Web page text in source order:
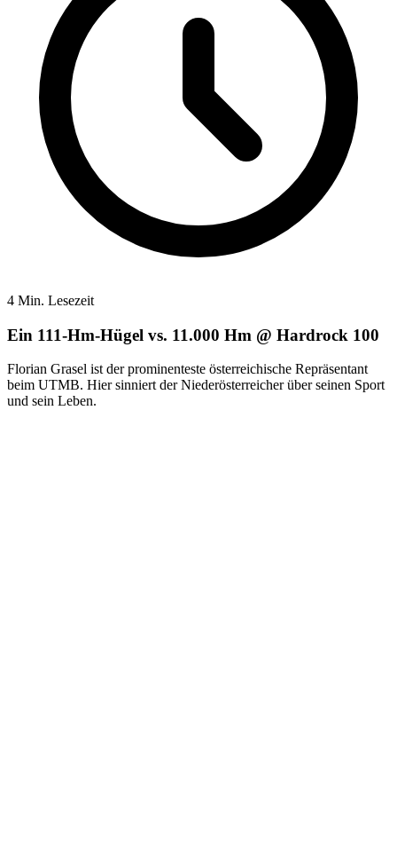
4 Min. Lesezeit
Ein 111-Hm-Hügel vs. 11.000 Hm @ Hardrock 100
Florian Grasel ist der prominenteste österreichische Repräsentant
beim UTMB. Hier sinniert der Niederösterreicher über seinen Sport
und sein Leben.